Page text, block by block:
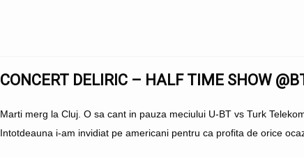
CONCERT DELIRIC – HALF TIME SHOW
Marti merg la Cluj. O sa cant in pauza meciului U-BT vs Turk
Intotdeauna i-am invidiat pe americani pentru ca profita de orice